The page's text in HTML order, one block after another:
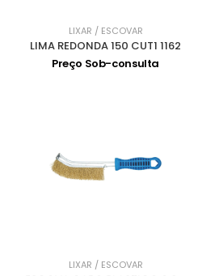
LIXAR / ESCOVAR
LIMA REDONDA 150 CUT1 1162
Preço Sob-consulta
LIXAR / ESCOVAR